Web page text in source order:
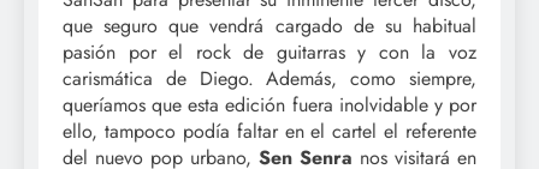
que seguro que vendrá cargado de su habitual
pasión por el rock de guitarras y con la voz
carismática de Diego. Además, como siempre,
queríamos que esta edición fuera inolvidable y por
ello, tampoco podía faltar en el cartel el referente
del nuevo pop urbano, Sen Senra nos visitará en